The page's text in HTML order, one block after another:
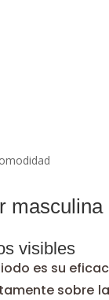
masculina
visibles
es su
sobre